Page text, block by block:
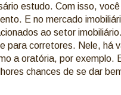
estudo. Com isso,
E no mercado
ao setor
para corretores. Nele, há
a oratória, por exemplo.
chances de se dar